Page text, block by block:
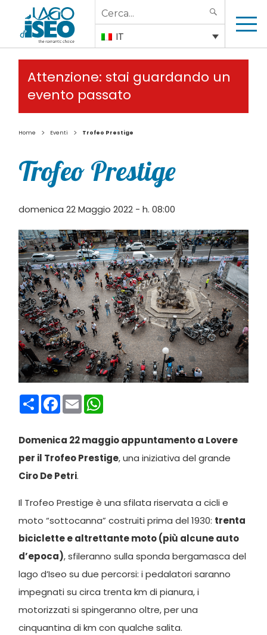
Search
for:
IT
Attenzione: stai guardando un
evento passato
Home > Eventi > Trofeo Prestige
Trofeo Prestige
domenica 22 Maggio 2022 - h. 08:00
CondividiFacebook
Email
Domenica 22 maggio appuntamento a Lovere
per il Trofeo Prestige, una iniziativa del grande
Ciro De Petri.
Il Trofeo Prestige è una sfilata riservata a cicli e
moto “sottocanna” costruiti prima del 1930: trenta
biciclette e altrettante moto (più alcune auto
d’epoca), sfileranno sulla sponda bergamasca del
lago d’Iseo su due percorsi: i pedalatori saranno
impegnati su circa trenta km di pianura, i
motorizzati si spingeranno oltre, per una
cinquantina di km con qualche salita.